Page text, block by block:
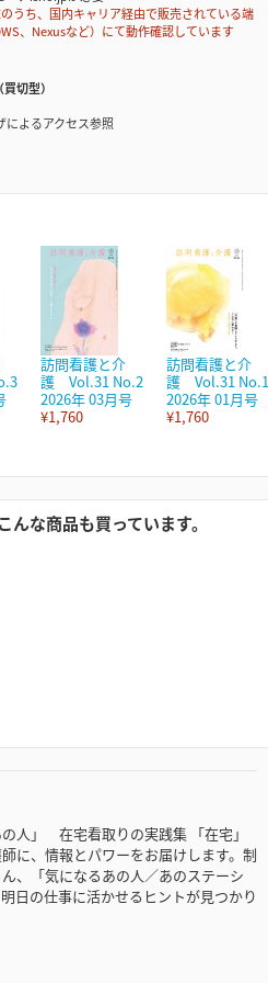
ち、国内キャリア経由で販売されている端
、Nexusなど）にて動作確認しています
切型）
よるアクセス参照
訪問看護と介
護 Vol.31 No.2
2026年 03月号
¥1,760
訪問看護と介
護 Vol.31 No.1
2026年 01月号
¥1,760
な商品も買っています。
人」 在宅看取りの実践集 「在宅」
に、情報とパワーをお届けします。制
、「気になるあの人／あのステーシ
日の仕事に活かせるヒントが見つかり